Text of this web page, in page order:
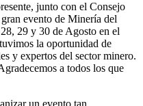
junto con el Consejo
evento de Minería del
29 y 30 de Agosto en el
la oportunidad de
y expertos del sector minero.
a todos los que